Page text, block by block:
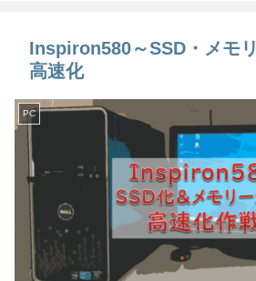
Inspiron580～SSD・メモ
高速化
PC